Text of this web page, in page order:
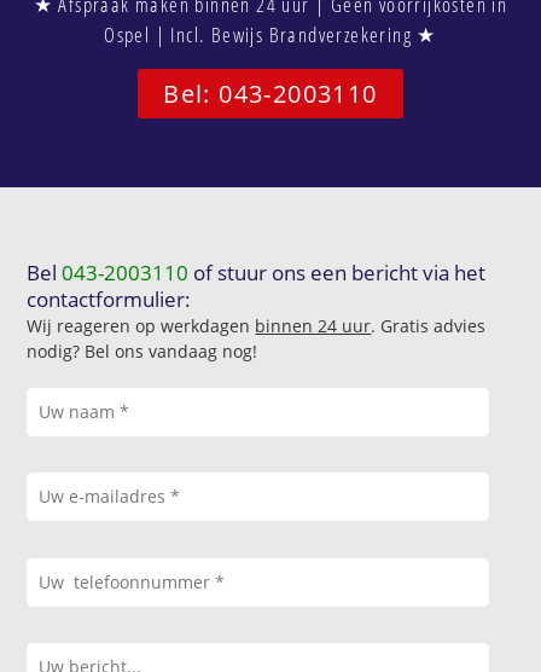
Ospel | Incl. Bewijs Brandverzekering ★
Bel: 043-2003110
Bel043-2003110 of stuur ons een bericht via het
contactformulier:
Wij reageren op werkdagen binnen 24 uur. Gratis advies
nodig? Bel ons vandaag nog!